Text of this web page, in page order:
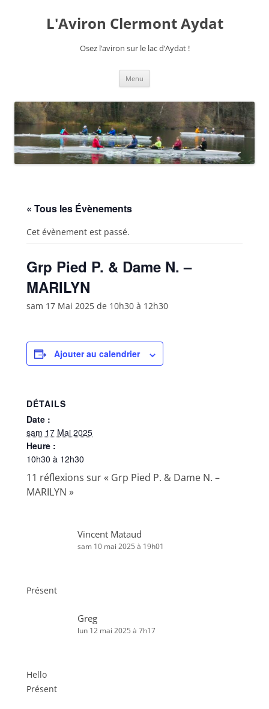
L'Aviron Clermont Aydat
Osez l’aviron sur le lac d’Aydat !
Menu
« Tous les Évènements
Cet évènement est passé.
Grp Pied P. & Dame N. –
MARILYN
sam 17 Mai 2025 de 10h30 à 12h30
Ajouter au calendrier
DÉTAILS
Date :
sam 17 Mai 2025
Heure :
10h30 à 12h30
11 réflexions sur « Grp Pied P. & Dame N. –
MARILYN »
Vincent Mataud
sam 10 mai 2025 à 19h01
Présent
Greg
lun 12 mai 2025 à 7h17
Hello
Présent